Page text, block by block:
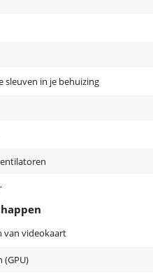
sleuven in je behuizing
van videokaart
(GPU)